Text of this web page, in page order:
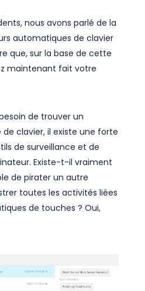
nous avons parlé de la
automatiques de clavier
que, sur la base de cette
maintenant fait votre
de trouver un
clavier, il existe une forte
de surveillance et de
Existe-t-il vraiment
de pirater un autre
toutes les activités liées
de touches ? Oui,